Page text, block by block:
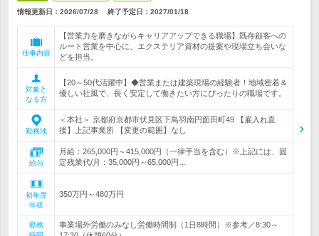
情報更新日：2026/07/28 終了予定日： 2027/01/18
仕事内容
【営業力を磨きながらキャリアアップできる職場】既存顧客への
ルート営業を中心に、エクステリア資材の提案や現場立ち会いな
どを担当。
対象と
なる方
【20～50代活躍中】◆営業または建築現場の経験者！地域密着＆
優しい社風で、長く安定して働きたい方にぴったりの職場です。
勤務地
＜本社＞ 京都府京都市伏見区下鳥羽南円面田町49 【雇入れ直
後】上記事業所 【変更の範囲】なし
給与
月給：265,000円～415,000円（一律手当を含む）※上記には、固
定残業代/月：35,000円～65,000円…
初年度
年収
350万円～480万円
勤務
事業場外労働のみなし労働時間制（1日8時間）※参考／8:30～